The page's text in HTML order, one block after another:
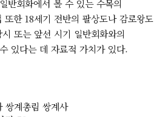
반회화에서 볼 수 있는 수목의
한 18세기 전반의 팔상도나 감로왕도
또는 앞선 시기 일반회화와의
있다는 데 자료적 가치가 있다.
쌍계총림 쌍계사